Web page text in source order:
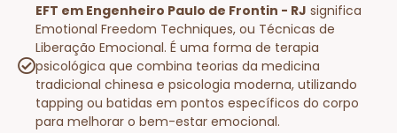
EFT em Engenheiro Paulo de Frontin - RJ significa
Emotional Freedom Techniques, ou Técnicas de
Liberação Emocional. É uma forma de terapia
psicológica que combina teorias da medicina
tradicional chinesa e psicologia moderna, utilizando
tapping ou batidas em pontos específicos do corpo
para melhorar o bem-estar emocional.